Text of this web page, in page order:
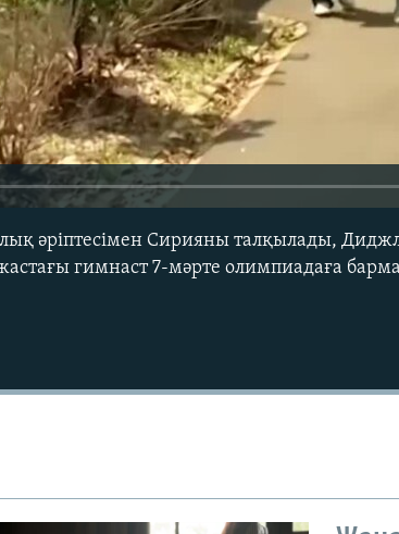
әріптесімен Сирияны талқылады,
гимнаст 7-мәрте олимпиадаға